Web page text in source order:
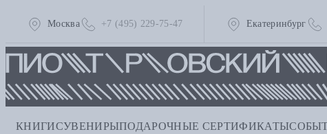
Москва +7 (495) 229-75-47 Екатеринбург
КНИГИСУВЕНИРЫПОДАРОЧНЫЕ СЕРТИФИКАТЫ